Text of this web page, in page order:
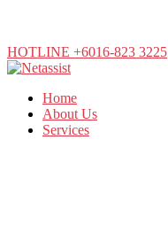
HOTLINE +6016-823 3225
Home
About Us
Services